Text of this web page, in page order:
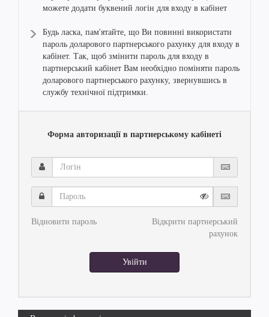
можете додати буквений логін для входу в кабінет
Будь ласка, пам'ятайте, що Ви повинні використати
пароль доларового партнерського рахунку для входу в
кабінет. Так, щоб змінити пароль для входу в
партнерський кабінет Вам необхідно поміняти пароль
доларового партнерського рахунку, звернувшись в
службу технічної підтримки.
Форма авторизації в партнерському кабінеті
Логін
Пароль
Відновити пароль
Відкрити партнерський
рахунок
Увійти